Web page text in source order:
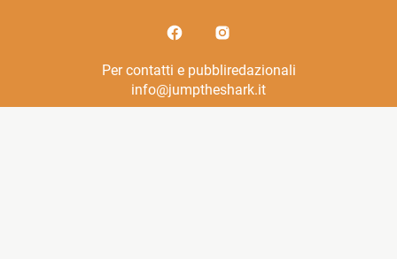
Per contatti e pubbliredazionali
info@jumptheshark.it